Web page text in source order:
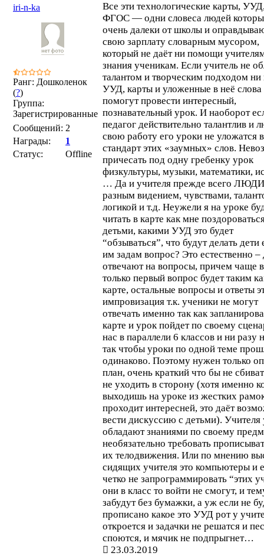
iri-n-ka
Ранг: Дошколенок
(?)
Группа:
Зарегистрированные
Сообщений: 2
Награды:
1
Статус:
Offline
Все эти технологические карты,
ФГОС — одни словеса людей
очень далеки от школы и
свою зарплату словарным мусором,
который не даёт ни помощи
знания ученикам. Если учитель не
талантом и творческим подходом ни
УУД, карты и уложенные в неё слова
помогут провести интересный,
познавательный урок. И наоборот
педагог действительно талантлив и
свою работу его уроки не уложатся в
стандарт этих «заумных» слов.
причесать под одну гребенку урок
физкультуры, музыки, математики,
… Да и учителя прежде всего
разным видением, чувствами,
логикой и т.д. Неужели я на уроке
читать в карте как мне
детьми, какими УУД это будет
“обзываться”, что будут делать дети
им задам вопрос? Это естественно –
отвечают на вопросы, причем чаще
только первый вопрос будет таким
карте, остальные вопросы и ответы
импровизация т.к. ученики не могут
отвечать именно так как
карте и урок пойдет по своему
нас в параллели 6 классов и ни разу
так чтобы уроки по одной теме
одинаково. Поэтому нужен только
план, очень краткий что бы не
не уходить в сторону (хотя именно
выходишь на уроке из жестких
проходит интересней, это даёт
вести дискуссию с детьми).
обладают знаниями по своему
необязательно требовать
их телодвижения. Или по мнению
сидящих учителя это компьютеры и
четко не запрограммировать “этих
они в класс то войти не смогут, и
забудут без бумажки, а уж если не
прописано какое это УУД рот у
откроется и задачки не решатся и
споются, и мячик не подпрыгнет…
23.03.2019